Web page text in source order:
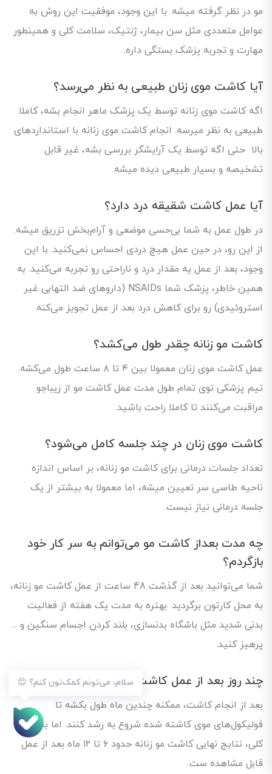
مو در نظر گرفته میشه. با این وجود، موفقیت این روش به
عوامل متعددی مثل سن بیمار، ژنتیک، سلامت کلی و همینطور
مهارت و تجربه پزشک بستگی داره.
آیا کاشت موی زنان طبیعی به نظر می‌رسد؟
اگه کاشت موی زنانه توسط یک پزشک ماهر انجام بشه، کاملا
طبیعی به نظر میرسه. انجام کاشت موی زنانه با استاندارد‌های
بالا حتی اگه توسط یک آرایشگر بررسی بشه، غیر قابل
تشخیصه و بسیار طبیعی دیده میشه.
آیا عمل کاشت شقیقه درد دارد؟
در طول عمل به شما بی‌حسی موضعی و آرام‌بخش تزریق میشه.
از این رو، در حین عمل هیچ دردی احساس نمی‌کنید. با این
وجود، بعد از عمل یه مقدار درد و ناراحتی رو تجربه می‌کنید. به
همین خاطر، پزشک شما NSAIDs (داروهای ضد التهابی غیر
استروئیدی) رو برای کاهش درد بعد از عمل تجویز می‌کنه.
کاشت مو زنانه چقدر طول می‌کشد؟
عمل کاشت موی زنان معمولا بین ۴ تا ۸ ساعت طول می‌کشه.
تیم پزشکی توی تمام طول مدت عمل کاشت مو از زیباجو
مراقبت می‌کنند تا کاملا راحت باشید.
کاشت موی زنان در چند جلسه کامل می‌شود؟
تعداد جلسات درمانی برای کاشت مو زنانه، بر اساس اندازه
ناحیه طاسی سر تعیین میشه، اما معمولا به بیشتر از یک
جلسه درمانی نیاز نیست.
چه مدت بعداز کاشت مو می‌توانم به سر کار خود
بازگردم؟
شما می‌توانید بعد از گذشت 48 ساعت از عمل کاشت مو زنانه،
به محل کارتون برگردید. بهتره به مدت یک هفته از فعالیت
بدنی شدید مثل باشگاه بدنسازی، بلند کردن اجسام سنگین و ...
پرهیز کنید.
چند روز بعد از عمل کاشت مو، موها رشد می‌کند؟
بعد از انجام کاشت، ممکنه چندین ماه طول بکشه تا
فولیکول‌های موی کاشته شده شروع به رشد کنند. اما به طور
کلی، نتایج نهایی کاشت مو زنانه حدود ۶ تا ۱۲ ماه بعد از عمل
قابل مشاهده ست.
سلام، می‌تونم کمک‌تون کنم؟ 😊